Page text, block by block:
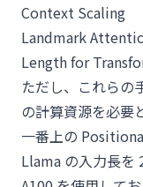
Context Scaling
Landmark
Length for
ただし、これらの
の計算資源を必要
一番上の
Llama の入力長を